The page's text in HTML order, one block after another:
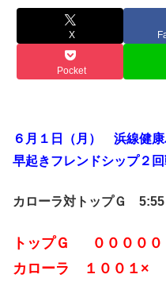
X
Pocket
６月１日（月） 浜線健康
早起きフレンドシップ２
カローラ対トップＧ
トップＧ ００００
カローラ １００１×